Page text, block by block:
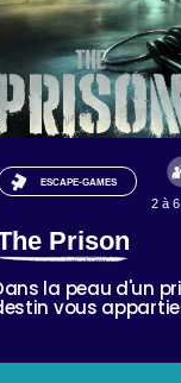
ESCAPE-GAMES
2 à 6
Prison
la peau d'un
vous